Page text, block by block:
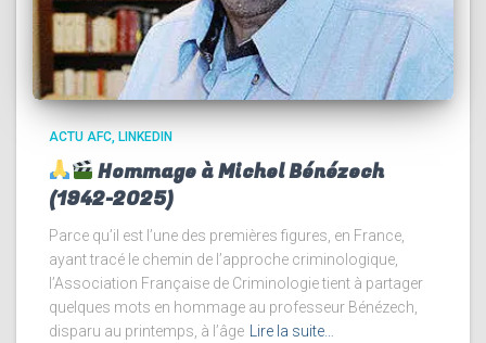
ACTU AFC LINKEDIN
Hommage à Michel Bénézech
(1942-2025)
Parce qu’il est l’une des premières figures, en France,
ayant tracé le chemin de l’approche criminologique,
l’Association Française de Criminologie tient à partager
quelques mots en hommage au professeur Bénézech,
disparu au printemps, à l’âge
Lire la suite…